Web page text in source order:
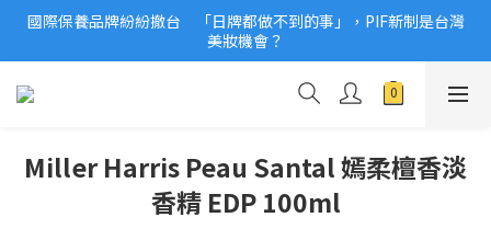
2026美妝小樣、試用品變少？PIF化妝品身分證7月上路！消費者
必懂5觀念
國際保養品牌紛紛撤台　「日牌都做不到的事」，PIF新制是台灣
美妝機會？
2026美妝小樣、試用品變少？PIF化妝品身分證7月上路！消費者
Miller Harris Peau Santal 嫣柔檀香淡
香精 EDP 100ml